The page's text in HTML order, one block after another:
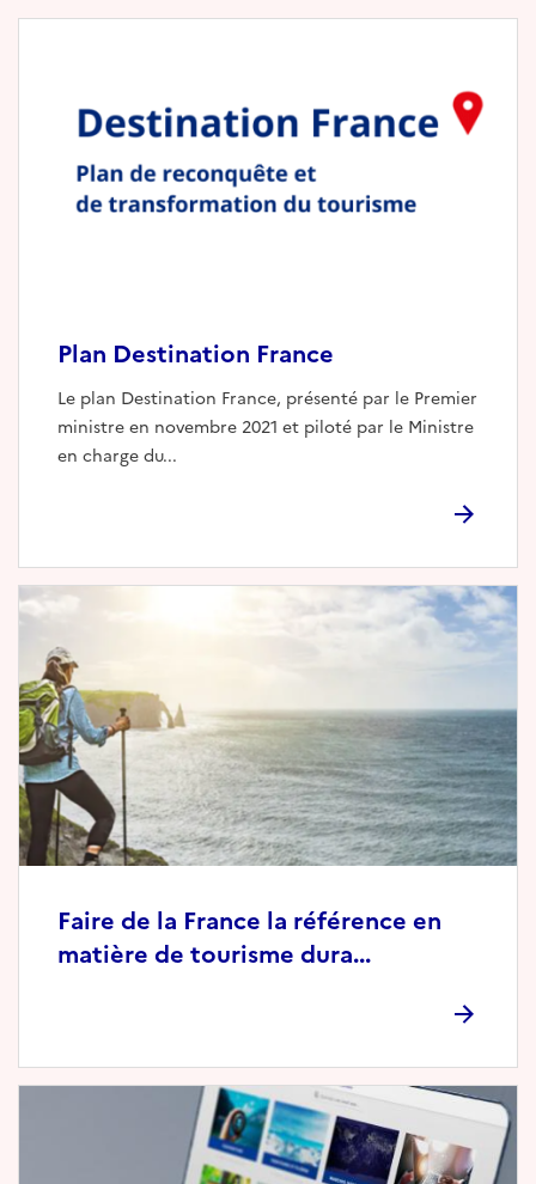
Plan Destination France
Le plan Destination France, présenté par le Premier
ministre en novembre 2021 et piloté par le Ministre
en charge du...
Faire de la France la référence en
matière de tourisme dura...